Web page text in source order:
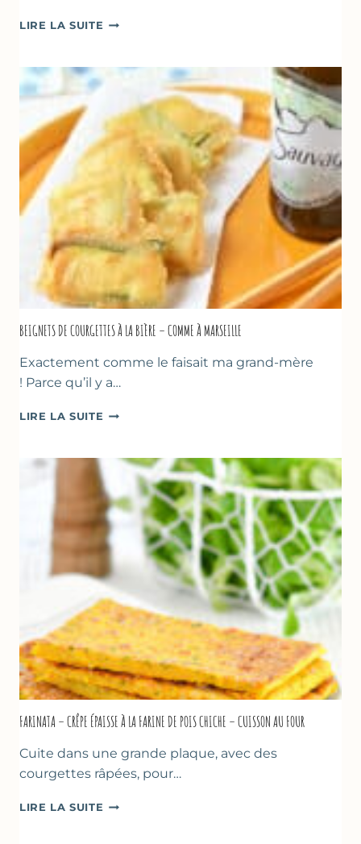
LIRE LA SUITE BÂTONNETS
CHOCOLAT
YAOURT
GREC
–
SANS
SORBETIÈRE
BEIGNETS DE COURGETTES À LA BIÈRE – COMME À MARSEILLE
Exactement comme le faisait ma grand-mère
! Parce qu’il y a…
LIRE LA SUITE BEIGNETS
LA
BIÈRE
–
COMME
À
MARSEILLE
FARINATA – CRÊPE ÉPAISSE À LA FARINE DE POIS CHICHE – CUISSON AU FOUR
Cuite dans une grande plaque, avec des
courgettes râpées, pour…
LIRE LA SUITE FARINATA